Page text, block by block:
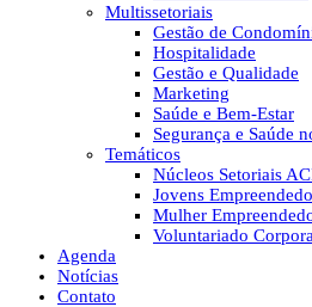
Multissetoriais
Gestão de
Hospitalidade
Gestão e Qualidade
Marketing
Saúde e Bem-Estar
Segurança e Saúde
Temáticos
Núcleos Setoriais
Jovens
Mulher
Voluntariado
Agenda
Notícias
Contato